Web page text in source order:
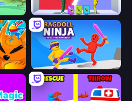
Who Dies Last?
Ragdoll Ninja: Imposter Hero